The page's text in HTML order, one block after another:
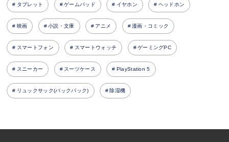
タブレット ゲームパッド イヤホン ヘッドホン
映画 小説・文庫 アニメ 漫画・コミック
スマートフォン スマートウォッチ ゲーミングPC
スニーカー スーツケース PlayStation 5
リュックサック(バックパック) 除湿機